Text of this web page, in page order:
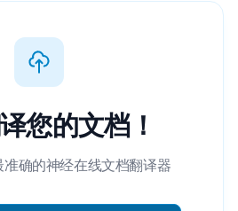
您的文档！
确的神经在线文档翻译器